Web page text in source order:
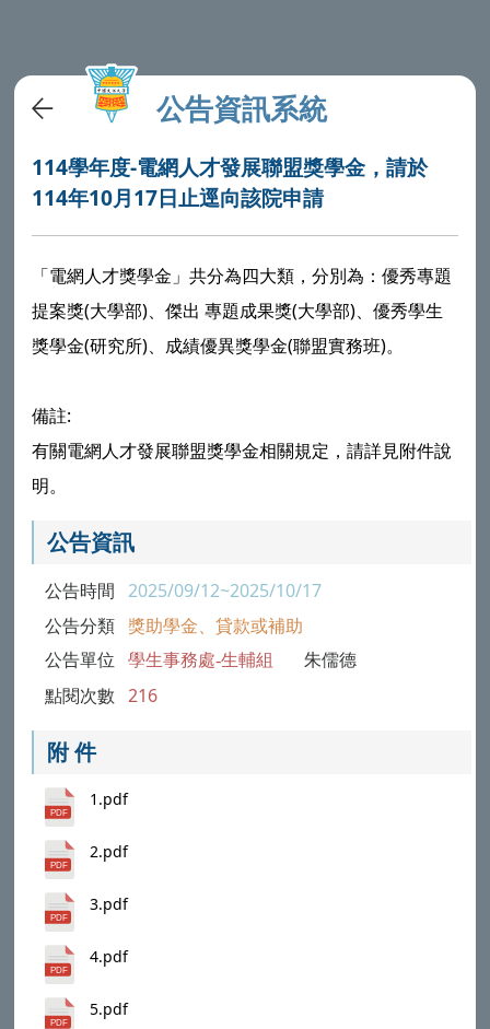
公告資訊系統
114學年度-電網人才發展聯盟獎學金，請於
114年10月17日止逕向該院申請
「電網人才獎學金」共分為四大類，分別為：優秀專題
提案獎(大學部)、傑出 專題成果獎(大學部)、優秀學生
獎學金(研究所)、成績優異獎學金(聯盟實務班)。
備註:
有關電網人才發展聯盟獎學金相關規定，請詳見附件說
明。
公告資訊
公告時間 2025/09/12~2025/10/17
公告分類 獎助學金、貸款或補助
公告單位 學生事務處-生輔組 朱儒德
點閱次數 216
附 件
1.pdf
2.pdf
3.pdf
4.pdf
5.pdf